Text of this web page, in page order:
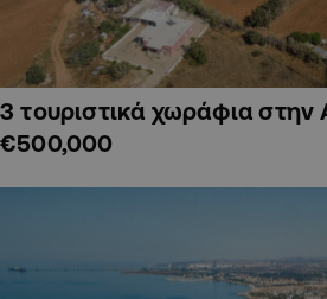
3 τουριστικά χωράφια
€500,000